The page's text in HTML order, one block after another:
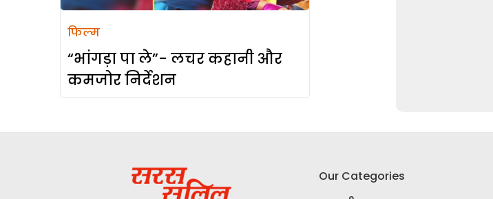
फिल्म
“भांगड़ा पा ले”- लचर कहानी और
कमजोर निर्देशन
Our Categories